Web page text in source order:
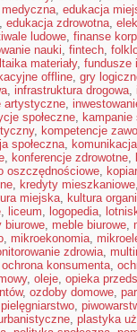
, edukacja
, edukacja zdrowotna,
ludowe, finanse
nauki, fintech,
materiały, fundusze
offline, gry
, infrastruktura drogowa,
artystyczne,
społeczne, kampanie
, kompetencje
społeczna,
, konferencje zdrowotne,
oszczędnościowe,
, kredyty mieszkaniowe,
miejska, kultura
, liceum, logopedia,
biurowe, meble biurowe,
, mikroekonomia,
zdrowia,
ochrona konsumenta,
, oleje, opieka
, ozdoby domowe,
pielęgniarstwo,
, plastyka